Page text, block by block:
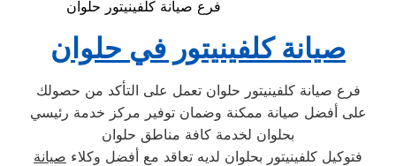
فرع صيانة كلفينيتور حلوان
صيانة كلفينيتور في حلوان
فرع صيانة كلفينيتور حلوان تعمل على التأكد من حصولك
على أفضل صيانة ممكنة وضمان توفير مركز خدمة رئيسي
بحلوان لخدمة كافة مناطق حلوان
فتوكيل كلفينيتور بحلوان لديه تعاقد مع أفضل وكلاء صيانة